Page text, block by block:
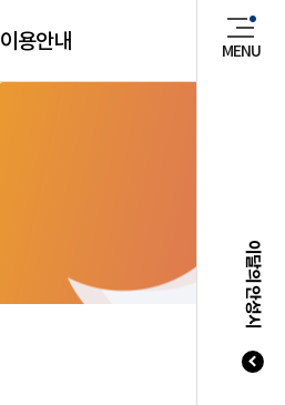
MENU
이용안내
이달의 안성시